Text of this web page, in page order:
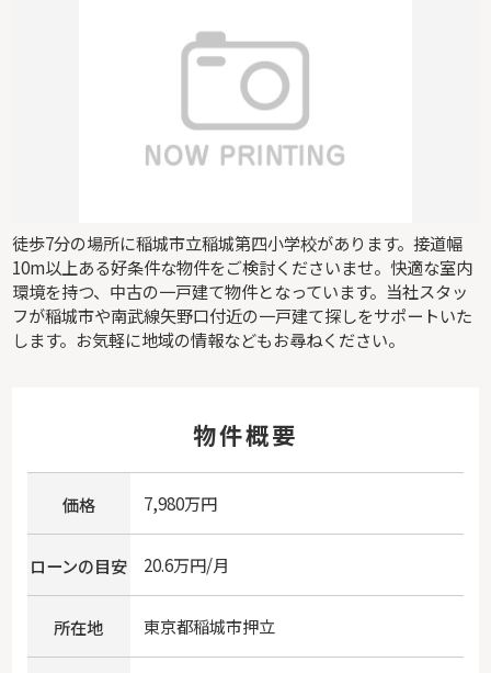
徒歩7分の場所に稲城市立稲城第四小学校があります。接道幅
10m以上ある好条件な物件をご検討くださいませ。快適な室内
環境を持つ、中古の一戸建て物件となっています。当社スタッ
フが稲城市や南武線矢野口付近の一戸建て探しをサポートいた
します。お気軽に地域の情報などもお尋ねください。
物件概要
価格 7,980万円
ローンの目安 20.6万円/月
所在地 東京都稲城市押立